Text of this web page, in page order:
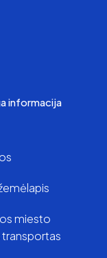
informacija
miesto
transportas